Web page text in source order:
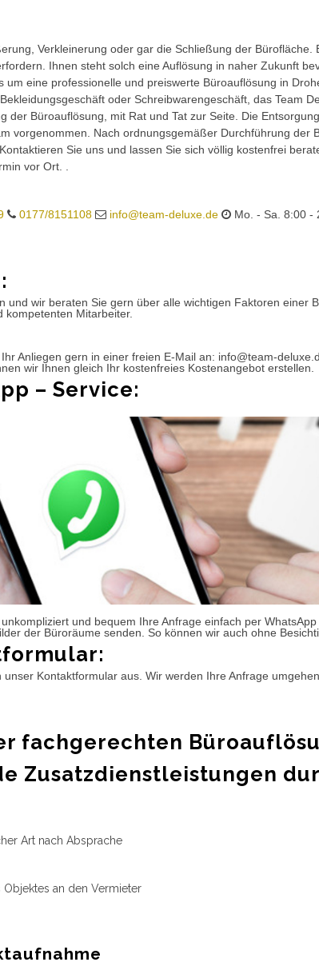
Verkleinerung oder gar die Schließung der
Ihnen steht solch eine Auflösung in naher Zukunft
um eine professionelle und preiswerte Büroauflösung in
oder Schreibwarengeschäft, das Team
der Büroauflösung, mit Rat und Tat zur Seite. Die
vorgenommen. Nach ordnungsgemäßer Durchführung der
Sie uns und lassen Sie sich völlig kostenfrei
vor Ort. .
0177/8151108 info@team-deluxe.de Mo. - Sa. 8:00 -
und wir beraten Sie gern über alle wichtigen Faktoren einer
kompetenten Mitarbeiter.
Anliegen gern in einer freien E-Mail an: info@team-
wir Ihnen gleich Ihr kostenfreies Kostenangebot erstellen.
– Service:
und bequem Ihre Anfrage einfach per
der Büroräume senden. So können wir auch ohne
unser Kontaktformular aus. Wir werden Ihre Anfrage
fachgerechten
Zusatzdienstleistungen
Art nach Absprache
an den Vermieter